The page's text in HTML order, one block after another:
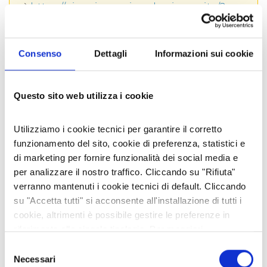
Consenso Dettagli Informazioni sui cookie
Questo sito web utilizza i cookie
Utilizziamo i cookie tecnici per garantire il corretto
funzionamento del sito, cookie di preferenza, statistici e
di marketing per fornire funzionalità dei social media e
per analizzare il nostro traffico. Cliccando su "Rifiuta"
verranno mantenuti i cookie tecnici di default. Cliccando
su "Accetta tutti" si acconsente all'installazione di tutti i
cookie, altrimenti è possibile gestire le preferenze in
riferimento alle singole tipologie. Per maggiori
delNecessari
Nabi, Susi, Sergio e Paola vi aspettano per farvi
scoprire sapori fra storia e innovazione!
https://pizzeria-ca-piana.business.site/?m=true&fbclid=IwAR2qA6--h7DhK6KoItf1mOmF4p5LMhuFGcWlW3WN0ltbdL29FDMGPJoggnI
SOCIAL AZIENDALI
MOSTRA AZIENDA SULLA MAPPA
VEDI ANCHE